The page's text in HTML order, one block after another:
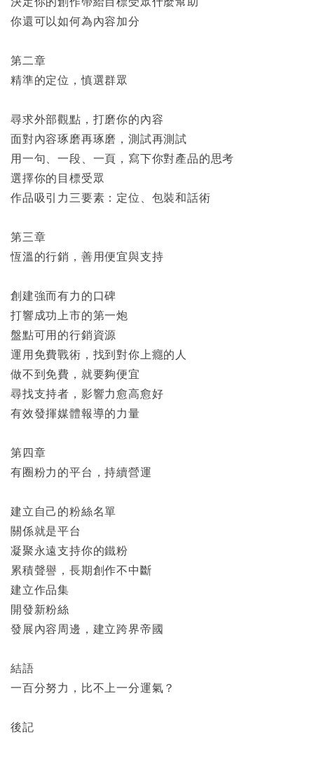
你還可以如何為內容加分
第二章
精準的定位，慎選群眾
尋求外部觀點，打磨你的內容
面對內容琢磨再琢磨，測試再測試
用一句、一段、一頁，寫下你對產品的思考
選擇你的目標受眾
作品吸引力三要素：定位、包裝和話術
第三章
恆溫的行銷，善用便宜與支持
創建強而有力的口碑
打響成功上市的第一炮
盤點可用的行銷資源
運用免費戰術，找到對你上癮的人
做不到免費，就要夠便宜
尋找支持者，影響力愈高愈好
有效發揮媒體報導的力量
第四章
有圈粉力的平台，持續營運
建立自己的粉絲名單
關係就是平台
凝聚永遠支持你的鐵粉
累積聲譽，長期創作不中斷
建立作品集
開發新粉絲
發展內容周邊，建立跨界帝國
結語
一百分努力，比不上一分運氣？
後記